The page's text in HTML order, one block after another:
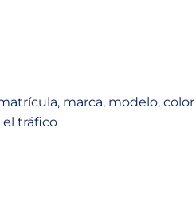
marca, modelo, color
el tráfico